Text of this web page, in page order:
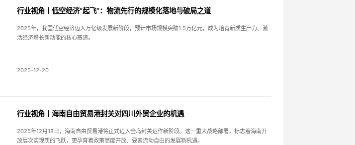
行业视角丨低空经济“起飞”：物流先行的规模化落地与破局之道
2025年，我国低空经济迈入万亿级发展新阶段，预计市场规模突破1.5万亿元，成为培育新质生产力、激
活经济增长新动能的核心赛道。
2025-12-20
行业视角丨海南自由贸易港封关对四川外贸企业的机遇
2025年12月18日，海南自由贸易港将正式迈入全岛封关运作新阶段。这一重大战略部署，标志着海南开
放层次实现质的飞跃，更孕育着政策高度开放、要素流动自由的发展新机遇。